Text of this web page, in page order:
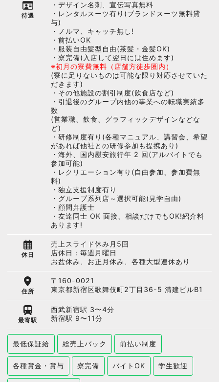
待遇
・デザイン名刺、宣伝写真無料
・レンタルスーツ有り(ブランドスーツ無料貸
与)
・ノルマ、キャッチ無し!
・前払いOK
・服装自由髪型自由(茶髪・金髪OK)
・寮完備(入店して翌日には住めます)
※初月の寮費無料（店舗方徒歩圏内）
(寮に足りないものは可能な限り対応させていた
だきます)
・その他施設の割引制度(飲食店など)
・引退後のグループ内他の事業への転職実績多
数
(営業職、飲食、グラフィックデザインなどな
ど)
・研修制度有り(各種マニュアル、講習会、希望
があれば他社との研修参加も提携あり)
・海外、国内慰安旅行年 2 回(アルバイトでも
参加可能)
・レクリエーション有り(自由参加、参加費無
料)
・独立支援制度有り
・グループ系列店～選択可能(見学自由)
・顧問弁護士
・友達同士 OK 面接、相談だけでもOK!紹介料
あります!
休日
売上スライド休み月5回
店休日：毎週月曜日
お盆休み、お正月休み、各種大型連休あり
住所
〒160-0021
東京都新宿区歌舞伎町2丁目36-5 清建ビルB1
最寄駅
西武新宿駅 3〜4分
新宿駅 9〜11分
最低保証給 総売上バック 前払い制度
各種賞金・賞与 寮完備 バイトOK 学生歓迎